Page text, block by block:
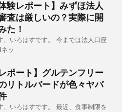
験レポート】みずほ法人
査は厳しいの？実際に開
た！
、いろはすです。 今までは法人口座
ッ
ポート】グルテンフリー
リトルバードが色々ヤバ
、いろはすです。 最近、食事制限を